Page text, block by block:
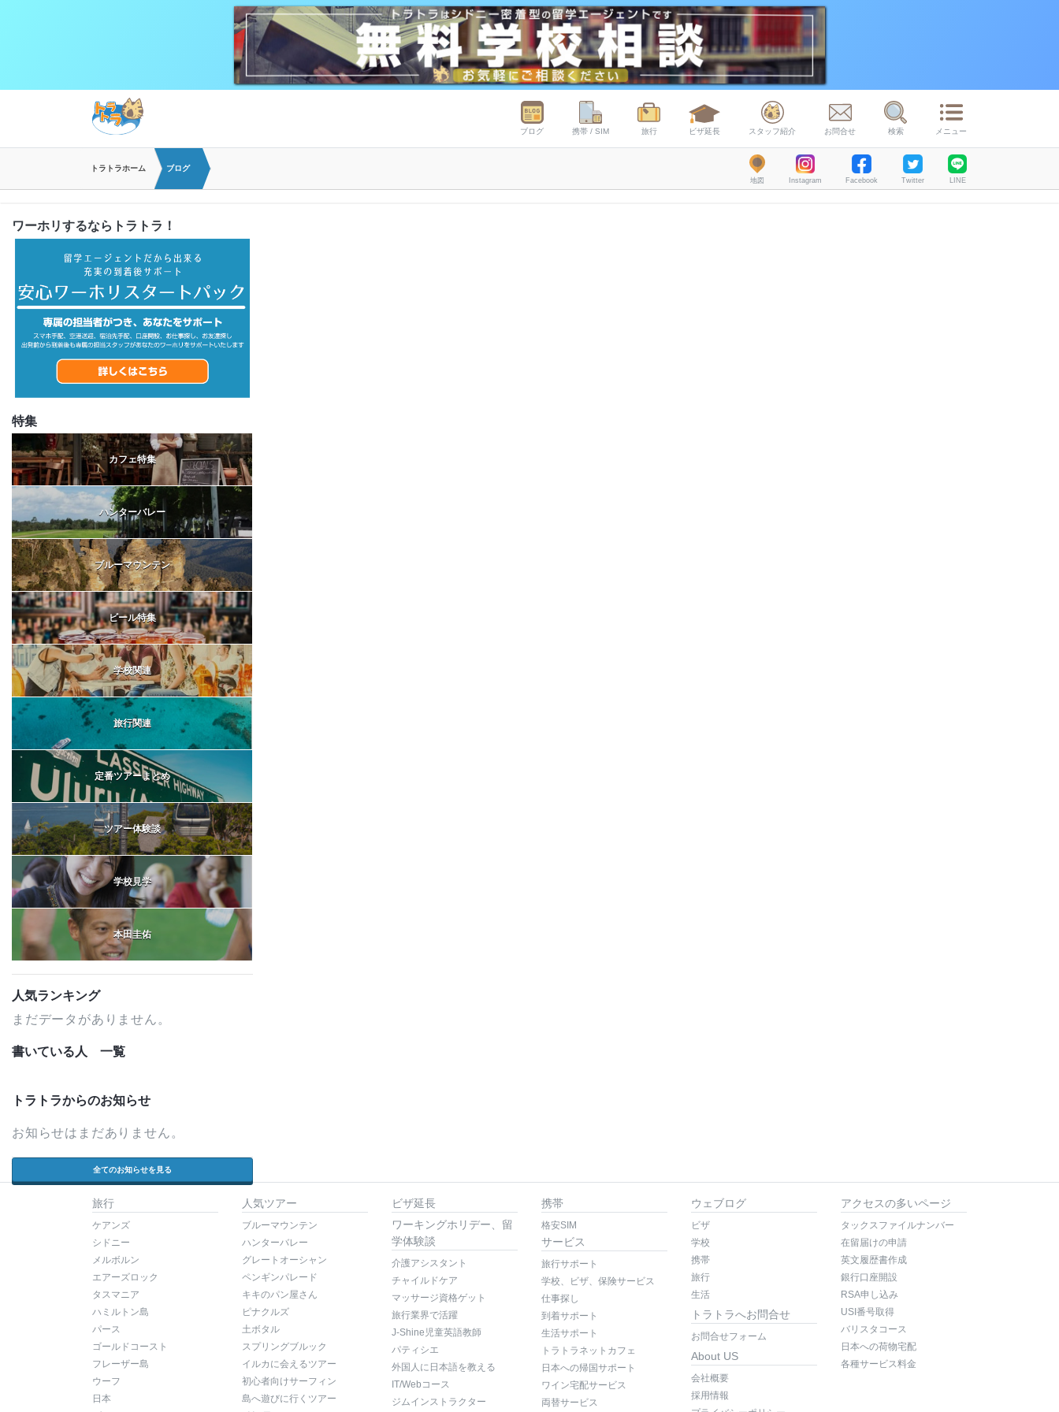
ブログ 携帯 / SIM 旅行 ビザ延長 スタッフ紹介 お問合せ 検索 メニュー
トラトラホーム ブログ
地図 Instagram Facebook Twitter LINE
ワーホリするならトラトラ！
特集
カフェ特集
ハンターバレー
ブルーマウンテン
ビール特集
学校関連
旅行関連
定番ツアーまとめ
ツアー体験談
学校見学
本田圭佑
人気ランキング
まだデータがありません。
書いている人 一覧
トラトラからのお知らせ
お知らせはまだありません。
全てのお知らせを見る
旅行
ケアンズ
シドニー
メルボルン
エアーズロック
タスマニア
ハミルトン島
パース
ゴールドコースト
フレーザー島
ウーフ
日本
人気ツアー
ブルーマウンテン
ハンターバレー
グレートオーシャン
ペンギンパレード
キキのパン屋さん
ピナクルズ
土ボタル
スプリングブルック
イルカに会えるツアー
初心者向けサーフィン
島へ遊びに行くツアー
ビザ延長
ワーキングホリデー、留
学体験談
介護アシスタント
チャイルドケア
マッサージ資格ゲット
旅行業界で活躍
J-Shine児童英語教師
パティシエ
外国人に日本語を教える
IT/Webコース
ジムインストラクター
携帯
格安SIM
サービス
旅行サポート
学校、ビザ、保険サービス
仕事探し
到着サポート
生活サポート
トラトラネットカフェ
日本への帰国サポート
ワイン宅配サービス
両替サービス
ウェブログ
ビザ
学校
携帯
旅行
生活
トラトラへお問合せ
お問合せフォーム
About US
会社概要
採用情報
アクセスの多いページ
タックスファイルナンバー
在留届けの申請
英文履歴書作成
銀行口座開設
RSA申し込み
USI番号取得
バリスタコース
日本への荷物宅配
各種サービス料金